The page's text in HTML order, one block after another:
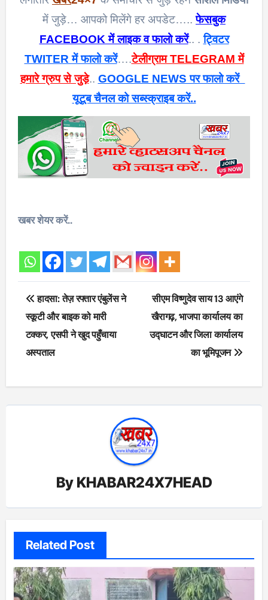
में जुड़े… आपको मिलेंगे हर अपडेट…..फेसबुक
FACEBOOK में लाइक व फालो करें.. .ट्विटर
TWITER में फालो करें….टेलीग्राम TELEGRAM में
हमारे ग्रुप से जुड़े.. GOOGLE NEWS पर फालो करें
यूटूब चैनल को सब्स्क्राइब करें..
खबर शेयर करें..
Post
navigation
हादसा: तेज़ रफ्तार एंबुलेंस ने
स्कूटी और बाइक को मारी
टक्कर, एसपी ने खुद पहुँचाया
अस्पताल
सीएम विष्णुदेव साय 13 आएंगे
खैरागढ़, भाजपा कार्यालय का
उद्घाटन और जिला कार्यालय
का भूमिपूजन
By KHABAR24X7HEAD
Related Post